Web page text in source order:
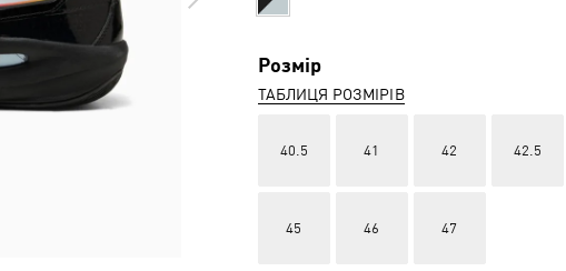
Розмір
ТАБЛИЦЯ РОЗМІРІВ
40.5 41 42 42.5
45 46 47